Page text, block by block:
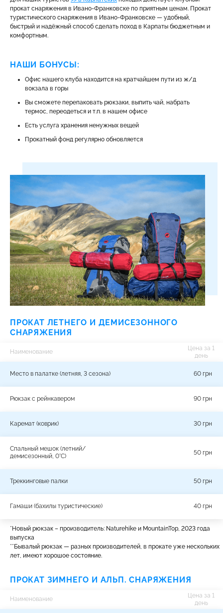
прокат снаряжения в Ивано-Франковске по приятным ценам. Прокат
туристического снаряжения в Ивано-Франковске — удобный,
быстрый и надёжный способ сделать поход в Карпаты бюджетным и
комфортным.
НАШИ БОНУСЫ:
Офис нашего клуба находится на кратчайшем пути из ж/д
вокзала в горы
Вы сможете перепаковать рюкзаки, выпить чай, набрать
термос, переодеться и т.п. в нашем офисе
Есть услуга хранения ненужных вещей
Прокатный фонд регулярно обновляется
ПРОКАТ ЛЕТНЕГО И ДЕМИСЕЗОННОГО
СНАРЯЖЕНИЯ
Наименование
Цена за 1
день
Место в палатке (летняя, 3 сезона) 60 грн
Рюкзак с рейнкавером 90 грн
Каремат (коврик) 30 грн
Cпальный мешок (летний/
демисезонный, 0°С)
50 грн
Треккинговые палки 50 грн
Гамаши (бахилы туристические) 40 грн
*Новый рюкзак – производитель: Naturehike и MountainTop, 2023 года
выпуска
**Бывалый рюкзак — разных производителей, в прокате уже нескольких
лет, имеют хорошое состояние.
ПРОКАТ ЗИМНЕГО И АЛЬП. СНАРЯЖЕНИЯ
Наименование
Цена за 1
день